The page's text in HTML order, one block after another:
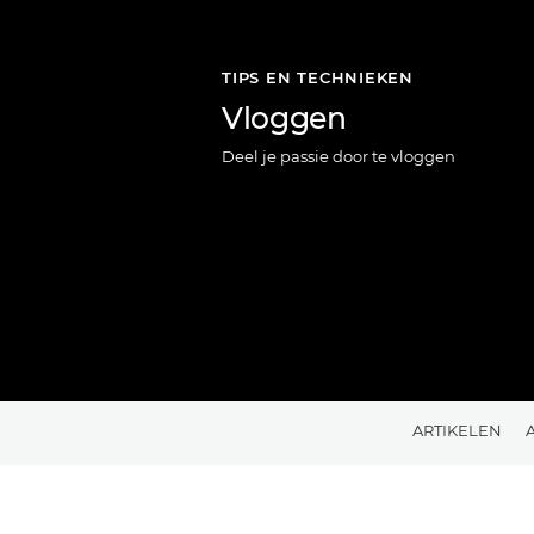
TIPS EN TECHNIEKEN
Vloggen
Deel je passie door te vloggen
ARTIKELEN